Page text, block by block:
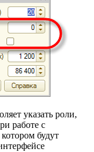
указать роли,
работе с
будут